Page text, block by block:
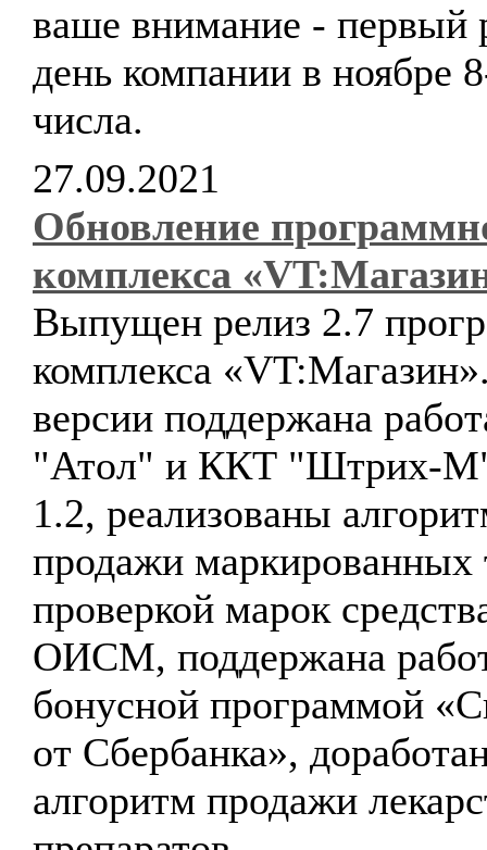
ваше внимание - первый
день компании в ноябре
числа.
27.09.2021
Обновление
комплекса
Выпущен релиз 2.7
комплекса
версии поддержана
"Атол" и ККТ "Штрих-
1.2, реализованы
продажи маркированных
проверкой марок
ОИСМ, поддержана
бонусной программой
от Сбербанка»,
алгоритм продажи